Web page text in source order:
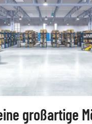
großartige